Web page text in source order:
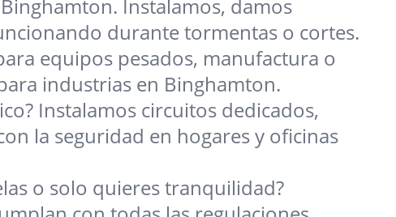
Instalamos, damos
durante tormentas o cortes.
equipos pesados, manufactura o
industrias en Binghamton.
Instalamos circuitos dedicados,
la seguridad en hogares y oficinas
o solo quieres tranquilidad?